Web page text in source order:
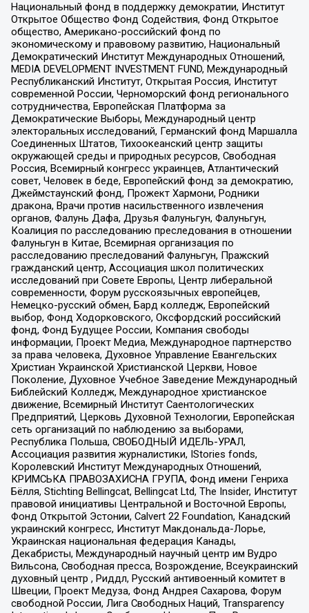
Национальный фонд в поддержку демократии, Институт
Открытое Общество Фонд Содействия, Фонд Открытое
общество, Американо-российский фонд по
экономическому и правовому развитию, Национальный
Демократический Институт Международных Отношений,
MEDIA DEVELOPMENT INVESTMENT FUND, Международный
Республиканский Институт, Открытая Россия, Институт
современной России, Черноморский фонд регионального
сотрудничества, Европейская Платформа за
Демократические Выборы, Международный центр
электоральных исследований, Германский фонд Маршалла
Соединенных Штатов, Тихоокеанский центр защиты
окружающей среды и природных ресурсов, Свободная
Россия, Всемирный конгресс украинцев, Атлантический
совет, Человек в беде, Европейский фонд за демократию,
Джеймстаунский фонд, Прожект Хармони, Родники
дракона, Врачи против насильственного извлечения
органов, Фалунь Дафа, Друзья Фалуньгун, Фалуньгун,
Коалиция по расследованию преследования в отношении
Фалуньгун в Китае, Всемирная организация по
расследованию преследований Фалуньгун, Пражский
гражданский центр, Ассоциация школ политических
исследований при Совете Европы, Центр либеральной
современности, Форум русскоязычных европейцев,
Немецко-русский обмен, Бард колледж, Европейский
выбор, Фонд Ходорковского, Оксфордский российский
фонд, Фонд Будущее России, Компания свободы
информации, Проект Медиа, Международное партнерство
за права человека, Духовное Управление Евангельских
Христиан Украинской Христианской Церкви, Новое
Поколение, Духовное Учебное Заведение Международный
Библейский Колледж, Международное христианское
движение, Всемирный Институт Саентологических
Предприятий, Церковь Духовной Технологии, Европейская
сеть организаций по наблюдению за выборами,
Республика Польша, СВОБОДНЫЙ ИДЕЛЬ-УРАЛ,
Ассоциация развития журналистики, IStories fonds,
Королевский Институт Международных Отношений,
КРИМСЬКА ПРАВОЗАХИСНА ГРУПА, Фонд имени Генриха
Бёлля, Stichting Bellingcat, Bellingcat Ltd, The Insider, Институт
правовой инициативы Центральной и Восточной Европы,
Фонд Открытой Эстонии, Calvert 22 Foundation, Канадский
украинский конгресс, Институт Макдональда-Лорье,
Украинская национальная федерация Канады,
Декабристы, Международный научный центр им Вудро
Вильсона, Свободная пресса, Возрождение, Всеукраинский
духовный центр , Риддл, Русский антивоенный комитет в
Швеции, Проект Медуза, Фонд Андрея Сахарова, Форум
свободной России, Лига Свободных Наций, Transparеncy